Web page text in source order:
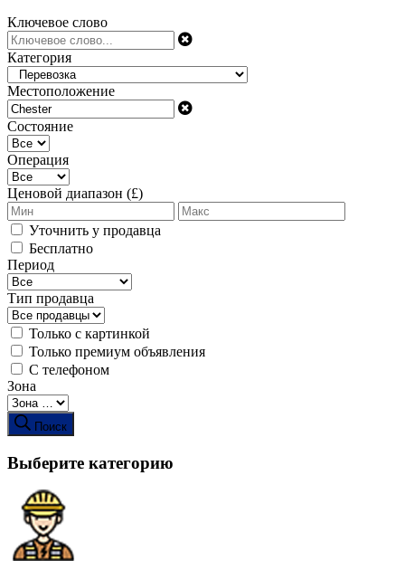
Ключевое слово
Категория
Местоположение
Состояние
Операция
Ценовой диапазон (£)
Уточнить у продавца
Бесплатно
Период
Тип продавца
Только с картинкой
Только премиум объявления
С телефоном
Зона
Поиск
Выберите категорию